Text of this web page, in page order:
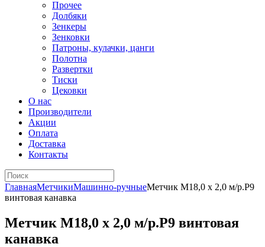
Прочее
Долбяки
Зенкеры
Зенковки
Патроны, кулачки, цанги
Полотна
Развертки
Тиски
Цековки
О нас
Производители
Акции
Оплата
Доставка
Контакты
ГлавнаяМетчикиМашинно-ручныеМетчик М18,0 х 2,0 м/р.Р9
винтовая канавка
Метчик М18,0 х 2,0 м/р.Р9 винтовая
канавка